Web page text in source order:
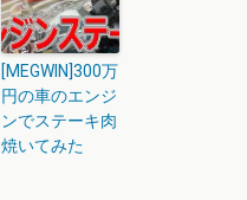
[MEGWIN]300万
円の車のエンジ
ンでステーキ肉
焼いてみた